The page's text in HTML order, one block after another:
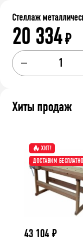
Стеллаж
20 334₽
Хиты продаж
ХИТ!
ДОСТАВИМ БЕСПЛАТНО
43 104 ₽